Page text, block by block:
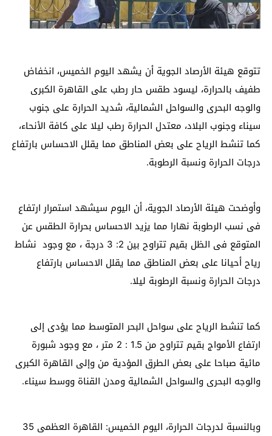
تتوقع هيئة الأرصاد الجوية أن يشهد اليوم الخميس، انخفاض
طفيف بالحرارة، ليسود طقس حار رطب على القاهرة الكبرى
والوجه البحرى والسواحل الشمالية، شديد الحرارة على جنوب
سيناء وجنوب البلاد، معتدل الحرارة رطب ليلا على كافة الأنحاء،
كما تنشط الرياح على بعض المناطق مما يقلل الاحساس بارتفاع
درجات الحرارة ونسبة الرطوبة.
وأوضحت هيئة الأرصاد الجوية، أن اليوم سيشهد استمرار ارتفاع
فى نسب الرطوبة نهارا مما يزيد الاحساس بحرارة الطقس عن
المتوقع فى الظل بقيم تتراوح بين 2: 3 درجة ، مع وجود نشاط
رياح أحيانا على بعض المناطق مما يقلل الاحساس بارتفاع
درجات الحرارة ونسبة الرطوبة ليلا.
كما تنشط الرياح على سواحل البحر المتوسط مما يؤدى إلى
ارتفاع الأمواج بقيم تتراوح من 1.5 : 2 متر ، مع وجود شبورة
مائية صباحا على بعض الطرق المؤدية من وإلى القاهرة الكبرى
والوجه البحرى والسواحل الشمالية ومدن القناة ووسط سيناء.